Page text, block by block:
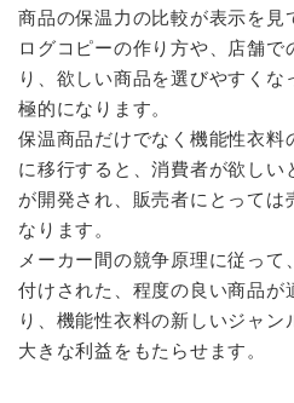
商品の保温力の比較が表示を見
ログコピーの作り方や、店舗
り、欲しい商品を選びやすく
極的になります。
保温商品だけでなく機能性衣料
に移行すると、消費者が欲しい
が開発され、販売者にとっては
なります。
メーカー間の競争原理に従っ
付けされた、程度の良い商品が
り、機能性衣料の新しいジャ
大きな利益をもたらせます。